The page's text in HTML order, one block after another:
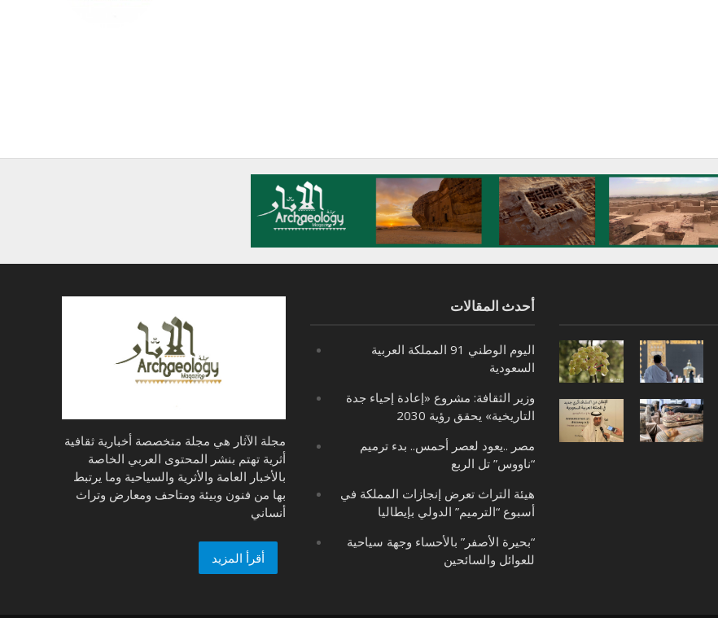
مجلة الآثار هي مجلة متخصصة أخبارية ثقافية
أثرية تهتم بنشر المحتوى العربي الخاصة
بالأخبار العامة والأثرية والسياحية وما يرتبط
بها من فنون وبيئة ومتاحف ومعارض وتراث
أنساني
أقرأ المزيد
أحدث المقالات
اليوم الوطني 91 المملكة العربية
السعودية
وزير الثقافة: مشروع «إعادة إحياء جدة
التاريخية» يحقق رؤية 2030
مصر ..يعود لعصر أحمس.. بدء ترميم
“ناووس” تل الربع
هيئة التراث تعرض إنجازات المملكة في
أسبوع “الترميم” الدولي بإيطاليا
“بحيرة الأصفر” بالأحساء وجهة سياحية
للعوائل والسائحين